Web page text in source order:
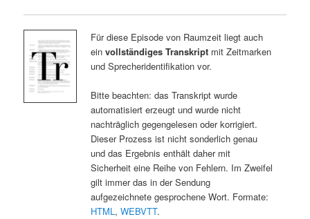
Für diese Episode von Raumzeit liegt auch
ein vollständiges Transkriptmit Zeitmarken
und Sprecheridentifikation vor.
Bitte beachten: das Transkript wurde
automatisiert erzeugt und wurde nicht
nachträglich gegengelesen oder korrigiert.
Dieser Prozess ist nicht sonderlich genau
und das Ergebnis enthält daher mit
Sicherheit eine Reihe von Fehlern. Im Zweifel
gilt immer das in der Sendung
aufgezeichnete gesprochene Wort. Formate:
HTML, WEBVTT.